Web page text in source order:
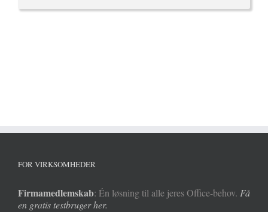
FOR VIRKSOMHEDER
Firmamedlemskab: Én løsning til alle jeres Office-behov. Få
en gratis testbruger her.